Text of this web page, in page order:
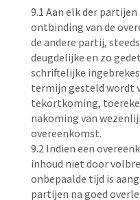
9.1 Aan elk der
ontbinding van de
de andere partij,
deugdelijke en zo
schriftelijke
termijn gesteld wordt
tekortkoming,
nakoming van
overeenkomst.
9.2 Indien een
inhoud niet door
onbepaalde tijd is
partijen na goed